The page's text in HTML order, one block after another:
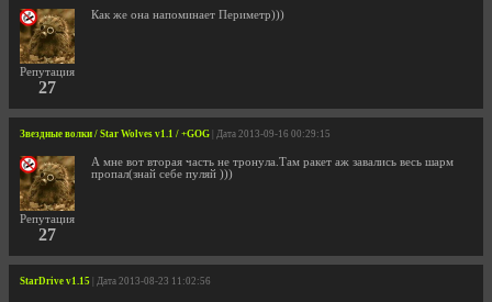
Репутация
27
Как же она напоминает Периметр)))
Звездные волки / Star Wolves v1.1 / +GOG | Дата 2013-09-16 00:29:15
Репутация
27
А мне вот вторая часть не тронула.Там ракет аж завались весь шарм
пропал(знай себе пуляй )))
StarDrive v1.15 | Дата 2013-08-23 11:02:56